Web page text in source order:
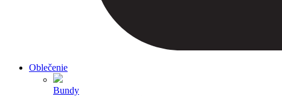
Oblečenie
Bundy